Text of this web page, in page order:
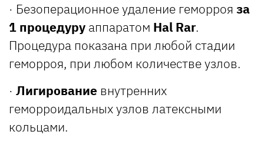
· Безоперационное удаление геморроя за
1 процедуру аппаратом Hal Rar.
Процедура показана при любой стадии
геморроя, при любом количестве узлов.
· Лигирование внутренних
геморроидальных узлов латексными
кольцами.